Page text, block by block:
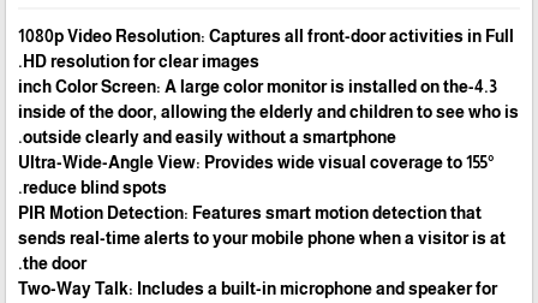
1080p Video Resolution: Captures all front-door activities in Full
HD resolution for clear images.
4.3-inch Color Screen: A large color monitor is installed on the
inside of the door, allowing the elderly and children to see who is
outside clearly and easily without a smartphone.
155° Ultra-Wide-Angle View: Provides wide visual coverage to
reduce blind spots.
PIR Motion Detection: Features smart motion detection that
sends real-time alerts to your mobile phone when a visitor is at
the door.
Two-Way Talk: Includes a built-in microphone and speaker for